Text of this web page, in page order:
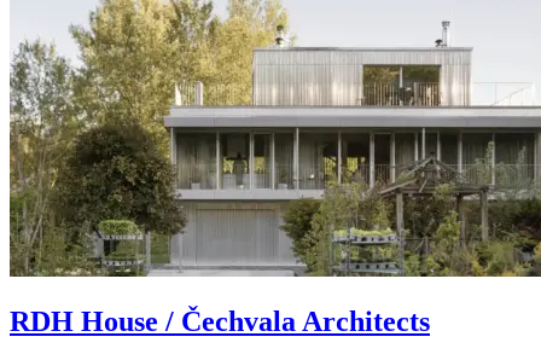
RDH House / Čechvala Architects